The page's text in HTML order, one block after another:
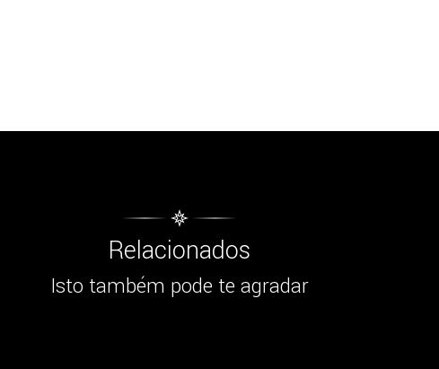
Relacionados
Isto também pode te agradar